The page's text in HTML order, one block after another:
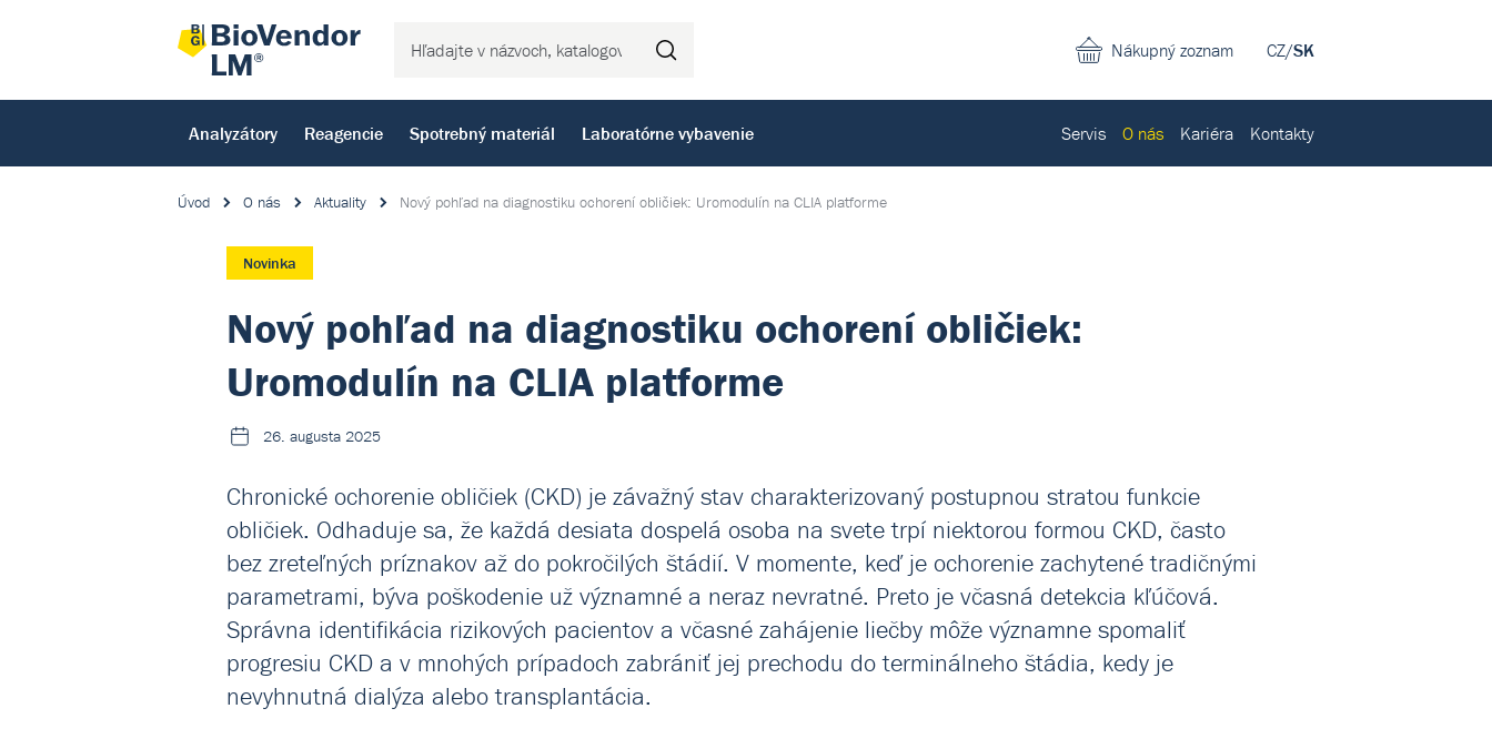
CZ/SK
Nákupný zoznam
Analyzátory Reagencie Spotrebný materiál Laboratórne vybavenie Servis O nás Kariéra Kontakty
Úvod O nás Aktuality Nový pohľad na diagnostiku ochorení obličiek: Uromodulín na CLIA platforme
Novinka
Nový pohľad na diagnostiku ochorení obličiek:
Uromodulín na CLIA platforme
26. augusta 2025
Chronické ochorenie obličiek (CKD) je závažný stav charakterizovaný postupnou stratou funkcie
obličiek. Odhaduje sa, že každá desiata dospelá osoba na svete trpí niektorou formou CKD, často
bez zreteľných príznakov až do pokročilých štádií. V momente, keď je ochorenie zachytené tradičnými
parametrami, býva poškodenie už významné a neraz nevratné. Preto je včasná detekcia kľúčová.
Správna identifikácia rizikových pacientov a včasné zahájenie liečby môže významne spomaliť
progresiu CKD a v mnohých prípadoch zabrániť jej prechodu do terminálneho štádia, kedy je
nevyhnutná dialýza alebo transplantácia.